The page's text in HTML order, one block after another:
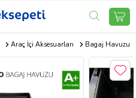
Araç İçi Aksesuarları Bagaj Havuzu